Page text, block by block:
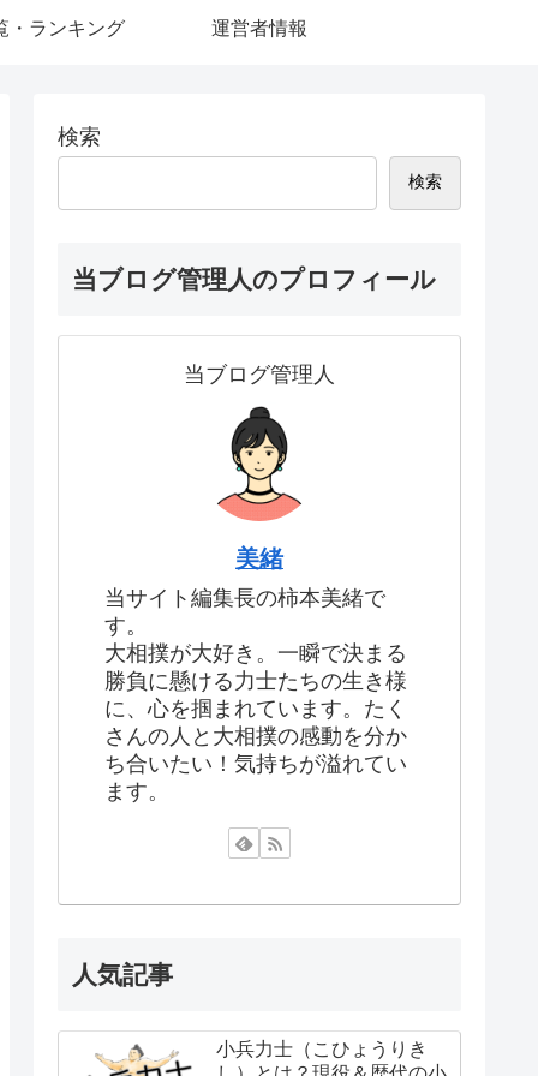
・ランキング 運営者情報
検索
検索
当ブログ管理人のプロフィール
当ブログ管理人
美緒
当サイト編集長の柿本美緒で
す。
大相撲が大好き。一瞬で決まる
勝負に懸ける力士たちの生き様
に、心を掴まれています。たく
さんの人と大相撲の感動を分か
ち合いたい！気持ちが溢れてい
ます。
人気記事
小兵力士（こひょうりき